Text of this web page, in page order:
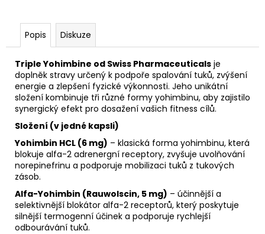
Popis Diskuze
Triple Yohimbine od Swiss Pharmaceuticals je
doplněk stravy určený k podpoře spalování tuků, zvýšení
energie a zlepšení fyzické výkonnosti. Jeho unikátní
složení kombinuje tři různé formy yohimbinu, aby zajistilo
synergický efekt pro dosažení vašich fitness cílů.
Složení (v jedné kapsli)
Yohimbin HCL (6 mg) – klasická forma yohimbinu, která
blokuje alfa-2 adrenergní receptory, zvyšuje uvolňování
norepinefrinu a podporuje mobilizaci tuků z tukových
zásob.
Alfa-Yohimbin (Rauwolscin, 5 mg) – účinnější a
selektivnější blokátor alfa-2 receptorů, který poskytuje
silnější termogenní účinek a podporuje rychlejší
odbourávání tuků.